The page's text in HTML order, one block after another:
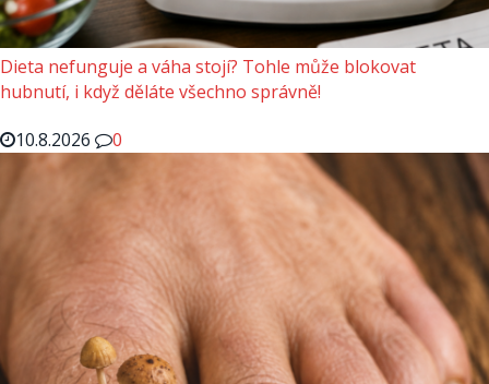
Dieta nefunguje a váha stojí? Tohle může blokovat
hubnutí, i když děláte všechno správně!
10.8.2026
0